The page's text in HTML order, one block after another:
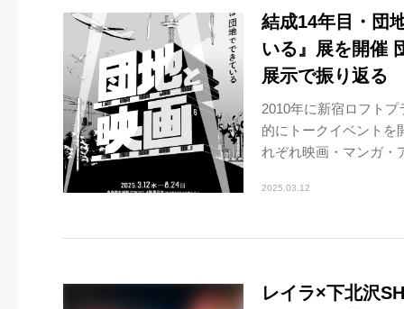
結成14年目・団
いる』展を開催
展示で振り返る
2010年に新宿ロフト
的にトークイベントを
れぞれ映画・マンガ・
2025.03.12
レイラ×下北沢